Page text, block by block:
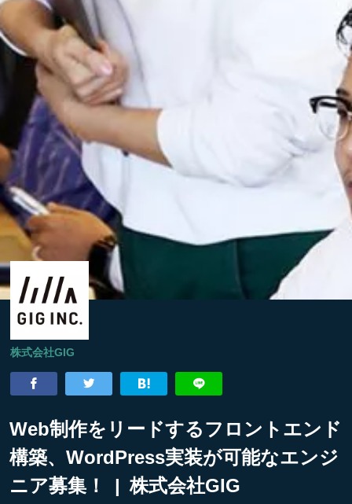
株式会社GIG
Web制作をリードするフロントエンド
構築、WordPress実装が可能なエンジ
ニア募集！ | 株式会社GIG